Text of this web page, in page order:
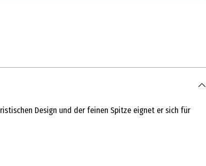
Design und der feinen Spitze eignet er sich für